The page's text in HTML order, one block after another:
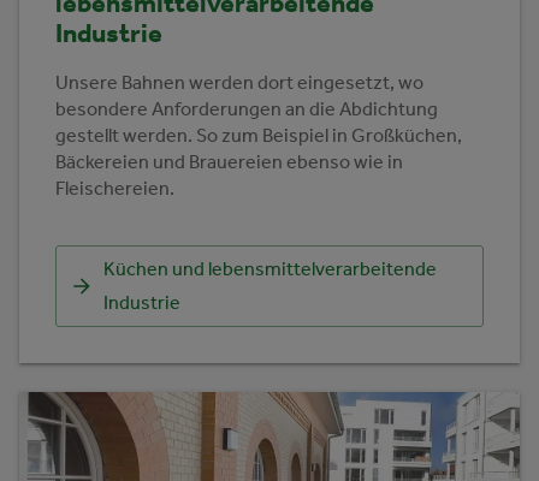
Industrie
Unsere Bahnen werden dort eingesetzt, wo
besondere Anforderungen an die Abdichtung
gestellt werden. So zum Beispiel in Großküchen,
Bäckereien und Brauereien ebenso wie in
Fleischereien.
Küchen und lebensmittelverarbeitende
Industrie